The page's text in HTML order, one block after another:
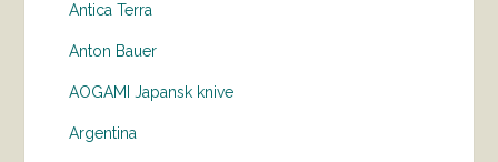
Antica Terra
Anton Bauer
AOGAMI Japansk knive
Argentina